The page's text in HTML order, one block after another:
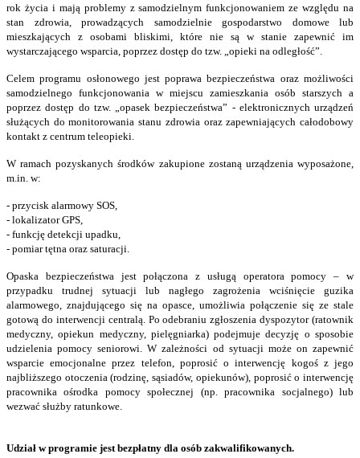
rok życia i mają problemy z samodzielnym funkcjonowaniem ze względu na
stan zdrowia, prowadzących samodzielnie gospodarstwo domowe lub
mieszkających z osobami bliskimi, które nie są w stanie zapewnić im
wystarczającego wsparcia, poprzez dostęp do tzw. „opieki na odległość”.
Celem programu osłonowego jest poprawa bezpieczeństwa oraz możliwości
samodzielnego funkcjonowania w miejscu zamieszkania osób starszych a
poprzez dostęp do tzw. „opasek bezpieczeństwa” - elektronicznych urządzeń
służących do monitorowania stanu zdrowia oraz zapewniających całodobowy
kontakt z centrum teleopieki.
W ramach pozyskanych środków zakupione zostaną urządzenia wyposażone,
m.in. w:
- przycisk alarmowy SOS,
- lokalizator GPS,
- funkcję detekcji upadku,
- pomiar tętna oraz saturacji.
Opaska bezpieczeństwa jest połączona z usługą operatora pomocy – w
przypadku trudnej sytuacji lub nagłego zagrożenia wciśnięcie guzika
alarmowego, znajdującego się na opasce, umożliwia połączenie się ze stale
gotową do interwencji centralą. Po odebraniu zgłoszenia dyspozytor (ratownik
medyczny, opiekun medyczny, pielęgniarka) podejmuje decyzję o sposobie
udzielenia pomocy seniorowi. W zależności od sytuacji może on zapewnić
wsparcie emocjonalne przez telefon, poprosić o interwencję kogoś z jego
najbliższego otoczenia (rodzinę, sąsiadów, opiekunów), poprosić o interwencję
pracownika ośrodka pomocy społecznej (np. pracownika socjalnego) lub
wezwać służby ratunkowe.
Udział w programie jest bezpłatny dla osób zakwalifikowanych.